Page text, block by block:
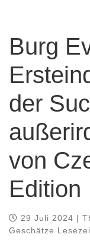
Burg
der
von
Edition
29 Juli 2024 |
Geschätze